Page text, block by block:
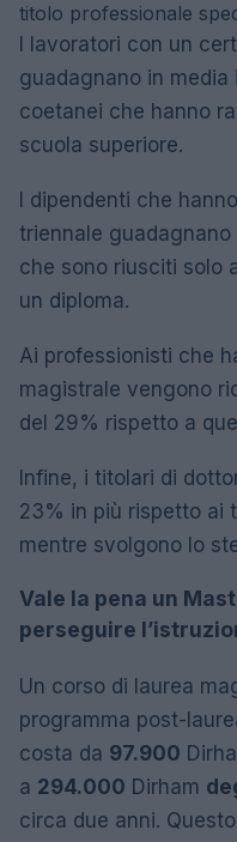
titolo professionale
I lavoratori con un
guadagnano in media
coetanei che hanno
scuola superiore.
I dipendenti che
triennale
che sono riusciti solo
un diploma.
Ai professionisti che
magistrale vengono
del 29% rispetto a
Infine, i titolari di
23% in più rispetto ai
mentre svolgono lo
Vale la pena un
perseguire
Un corso di laurea
programma post-
costa da 97.900
a 294.000 Dirham
circa due anni.